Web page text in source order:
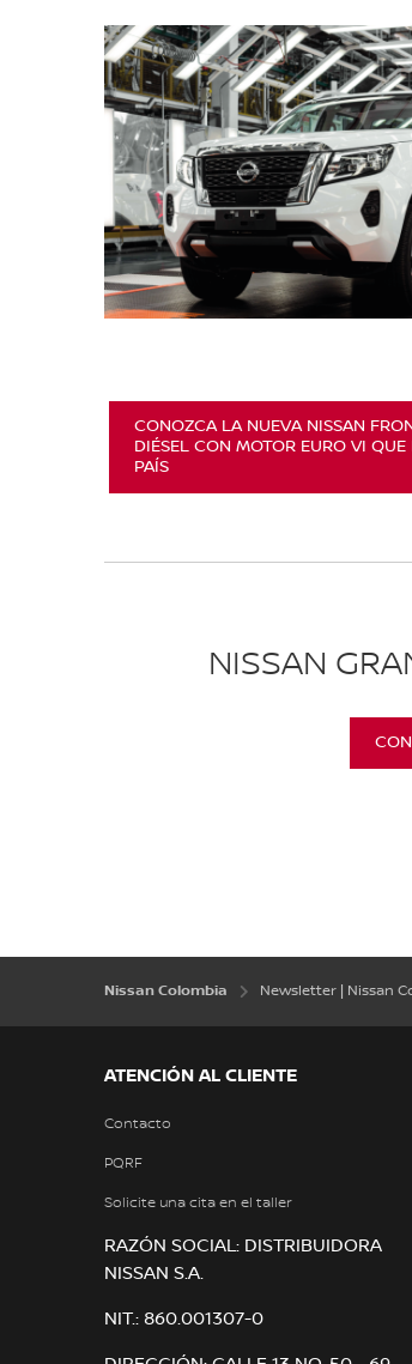
CONOZCA LA NUEVA NISSAN
DIÉSEL CON MOTOR EURO VI QUE
PAÍS
NISSAN
Nissan Colombia Newsletter | Nissan
ATENCIÓN AL CLIENTE
Contacto
PQRF
Solicite una cita en el taller
RAZÓN SOCIAL: DISTRIBUIDORA
NISSAN S.A.
NIT.: 860.001307-0